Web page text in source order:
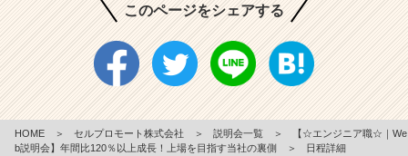
このページをシェアする
HOME ＞ セルプロモート株式会社 ＞ 説明会一覧 ＞
【☆エンジニア職☆｜We
b説明会】年間比120％以上成長！上場を目指す当社の裏側
＞ 日程詳細